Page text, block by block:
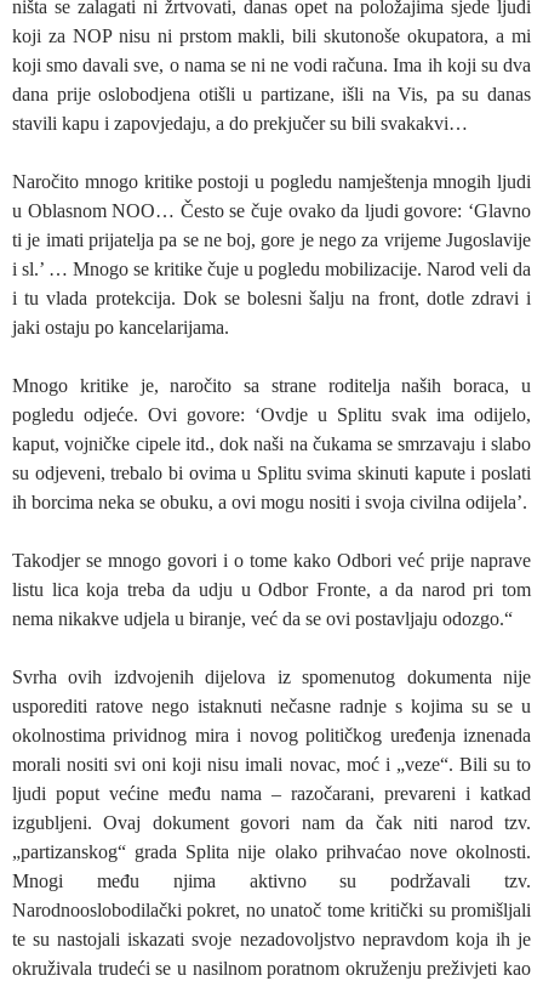
ništa se zalagati ni žrtvovati, danas opet na položajima sjede ljudi
koji za NOP nisu ni prstom makli, bili skutonoše okupatora, a mi
koji smo davali sve, o nama se ni ne vodi računa. Ima ih koji su dva
dana prije oslobodjena otišli u partizane, išli na Vis, pa su danas
stavili kapu i zapovjedaju, a do prekjučer su bili svakakvi…
Naročito mnogo kritike postoji u pogledu namještenja mnogih ljudi
u Oblasnom NOO… Često se čuje ovako da ljudi govore: ‘Glavno
ti je imati prijatelja pa se ne boj, gore je nego za vrijeme Jugoslavije
i sl.’ … Mnogo se kritike čuje u pogledu mobilizacije. Narod veli da
i tu vlada protekcija. Dok se bolesni šalju na front, dotle zdravi i
jaki ostaju po kancelarijama.
Mnogo kritike je, naročito sa strane roditelja naših boraca, u
pogledu odjeće. Ovi govore: ‘Ovdje u Splitu svak ima odijelo,
kaput, vojničke cipele itd., dok naši na čukama se smrzavaju i slabo
su odjeveni, trebalo bi ovima u Splitu svima skinuti kapute i poslati
ih borcima neka se obuku, a ovi mogu nositi i svoja civilna odijela’.
Takodjer se mnogo govori i o tome kako Odbori već prije naprave
listu lica koja treba da udju u Odbor Fronte, a da narod pri tom
nema nikakve udjela u biranje, već da se ovi postavljaju odozgo.“
Svrha ovih izdvojenih dijelova iz spomenutog dokumenta nije
usporediti ratove nego istaknuti nečasne radnje s kojima su se u
okolnostima prividnog mira i novog političkog uređenja iznenada
morali nositi svi oni koji nisu imali novac, moć i „veze“. Bili su to
ljudi poput većine među nama – razočarani, prevareni i katkad
izgubljeni. Ovaj dokument govori nam da čak niti narod tzv.
„partizanskog“ grada Splita nije olako prihvaćao nove okolnosti.
Mnogi među njima aktivno su podržavali tzv.
Narodnooslobodilački pokret, no unatoč tome kritički su promišljali
te su nastojali iskazati svoje nezadovoljstvo nepravdom koja ih je
okruživala trudeći se u nasilnom poratnom okruženju preživjeti kao